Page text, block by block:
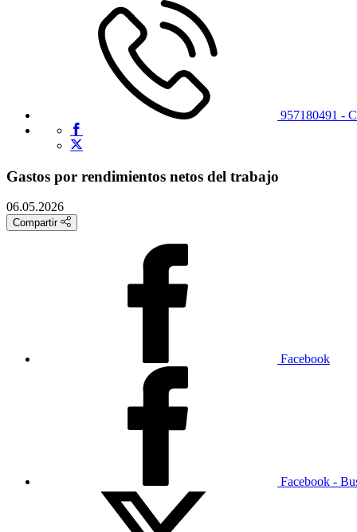
957180491 -
Gastos por rendimientos netos del trabajo
06.05.2026
Compartir
Facebook
Facebook -